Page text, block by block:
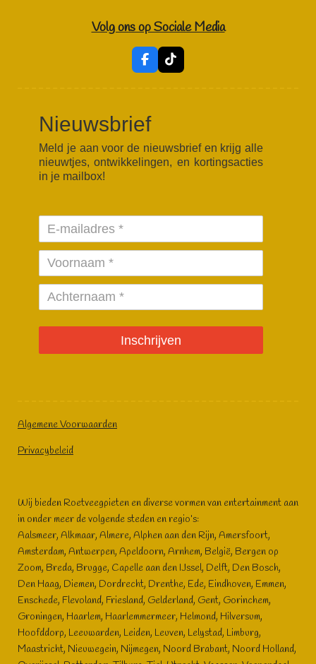
Volg ons op Sociale Media
F
a
o
o
k
T
i
Nieuwsbrief
Meld je aan voor de nieuwsbrief en krijg alle
nieuwtjes, ontwikkelingen, en kortingsacties
in je mailbox!
Inschrijven
Algemene Voorwaarden
Privacybeleid
Wij bieden Roetveegpieten en diverse vormen van entertainment aan
in onder meer de volgende steden en regio’s:
Aalsmeer, Alkmaar, Almere, Alphen aan den Rijn, Amersfoort,
Amsterdam, Antwerpen, Apeldoorn, Arnhem, België, Bergen op
Zoom, Breda, Brugge, Capelle aan den IJssel, Delft, Den Bosch,
Den Haag, Diemen, Dordrecht, Drenthe, Ede, Eindhoven, Emmen,
Enschede, Flevoland, Friesland, Gelderland, Gent, Gorinchem,
Groningen, Haarlem, Haarlemmermeer, Helmond, Hilversum,
Hoofddorp, Leeuwarden, Leiden, Leuven, Lelystad, Limburg,
Maastricht, Nieuwegein, Nijmegen, Noord Brabant, Noord Holland,